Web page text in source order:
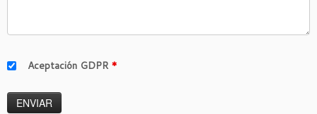
Aceptación GDPR *